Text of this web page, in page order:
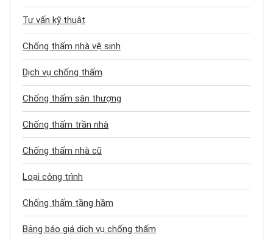
Tư vấn kỹ thuật
Chống thấm nhà vệ sinh
Dịch vụ chống thấm
Chống thấm sân thượng
Chống thấm trần nhà
Chống thấm nhà cũ
Loại công trình
Chống thấm tầng hầm
Bảng báo giá dịch vụ chống thấm